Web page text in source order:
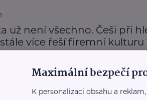
už není všechno. Češi při
více řeší firemní kulturu
Maximální bezpečí
K personalizaci obsahu a